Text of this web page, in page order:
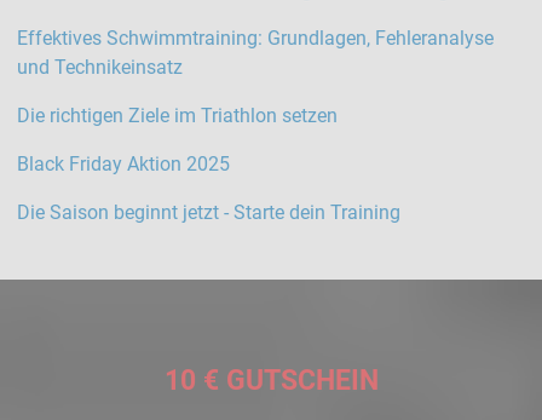
Effektives Schwimmtraining: Grundlagen, Fehleranalyse
und Technikeinsatz
Die richtigen Ziele im Triathlon setzen
Black Friday Aktion 2025
Die Saison beginnt jetzt - Starte dein Training
10 € GUTSCHEIN